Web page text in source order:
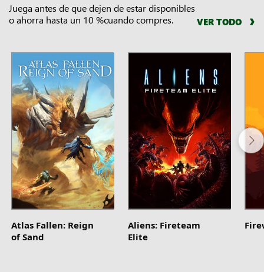
Juega antes de que dejen de estar disponibles
o ahorra hasta un 10 %cuando compres.
VER TODO
Atlas Fallen: Reign
of Sand
Aliens: Fireteam
Elite